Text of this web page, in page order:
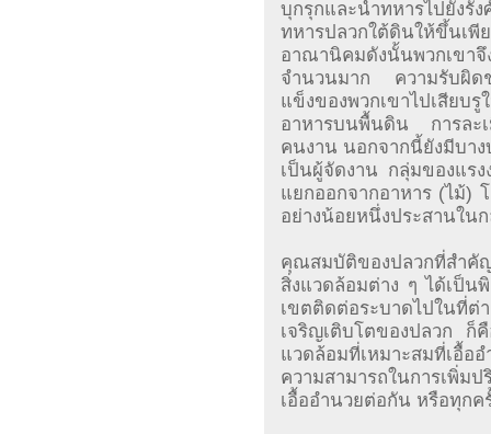
บุกรุกและนำทหารไปยัง
ทหารปลวกใต้ดินให้ขึ้นเพี
อาณานิคมดังนั้นพวกเขาจึ
จำนวนมาก ความรับผิด
แข็งของพวกเขาไปเสียบ
อาหารบนพื้นดิน การละเ
คนงาน นอกจากนี้ยังมีบา
เป็นผู้จัดงาน กลุ่มของแร
แยกออกจากอาหาร (ไม้)
อย่างน้อยหนึ่งประสานใน
คุณสมบัติของปลวกที่สำคั
สิ่งแวดล้อมต่าง ๆ ได้เป็น
เขตติดต่อระบาดไปในที่ต่
เจริญเติบโตของปลวก
แวดล้อมที่เหมาะสมที่เอื้อ
ความสามารถในการเพิ่ม
เอื้ออำนวยต่อกัน หรือทุก